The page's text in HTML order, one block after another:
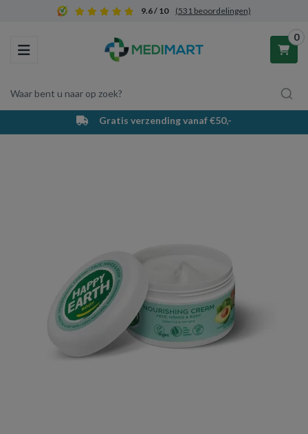
9.6 / 10 (531 beoordelingen)
Toggle navigation
Waar bent u naar op zoek?
0
Winkelwagen
Gratis verzending vanaf €50,-